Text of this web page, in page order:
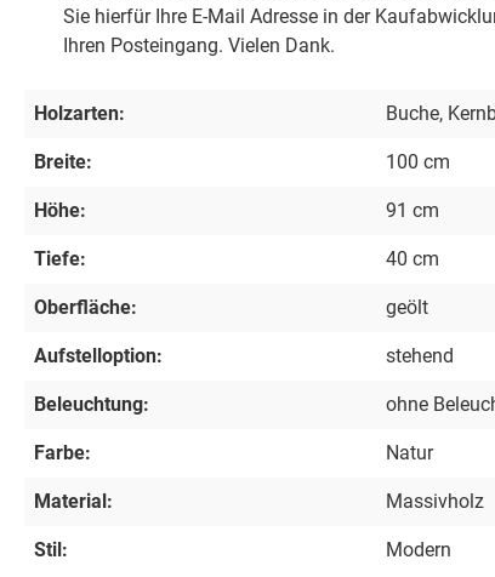
Sie hierfür Ihre E-Mail Adresse in der
Ihren Posteingang. Vielen Dank.
Holzarten: Buche,
Breite: 100 cm
Höhe: 91 cm
Tiefe: 40 cm
Oberfläche: geölt
Aufstelloption: stehend
Beleuchtung: ohne
Farbe: Natur
Material: Massivholz
Stil: Modern